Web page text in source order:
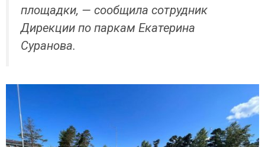
площадки, — сообщила сотрудник
Дирекции по паркам Екатерина
Суранова.